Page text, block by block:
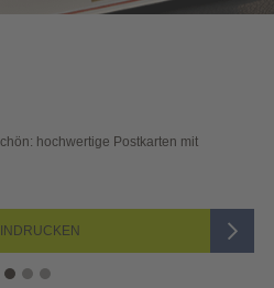
„Sichtbar und wirkungsvoll –